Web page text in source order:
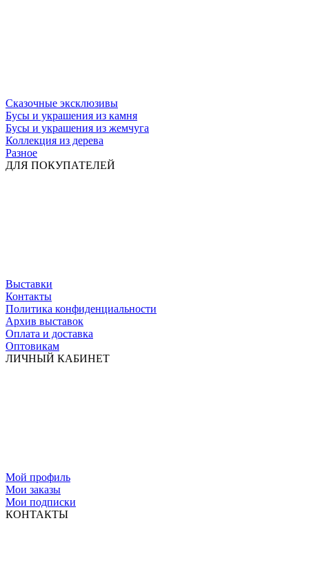
Сказочные эксклюзивы
Бусы и украшения из камня
Бусы и украшения из жемчуга
Коллекция из дерева
Разное
ДЛЯ ПОКУПАТЕЛЕЙ
Выставки
Контакты
Политика конфиденциальности
Архив выставок
Оплата и доставка
Оптовикам
ЛИЧНЫЙ КАБИНЕТ
Мой профиль
Мои заказы
Мои подписки
КОНТАКТЫ